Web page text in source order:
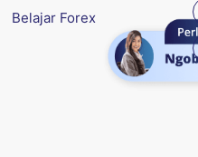
Belajar Forex